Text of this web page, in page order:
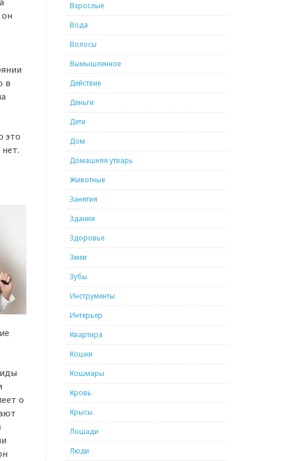
в
это
о
Взрослые
Вода
Волосы
Вымышленное
Действие
Деньги
Дети
Дом
Домашняя утварь
Животные
Занятия
Здания
Здоровье
Змеи
Зубы
Инструменты
Интерьер
Квартира
Кошки
Кошмары
Кровь
Крысы
Лошади
Люди